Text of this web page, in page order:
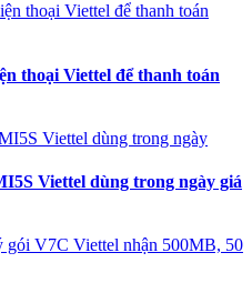
thoại Viettel để thanh toán
Viettel dùng trong ngày giá